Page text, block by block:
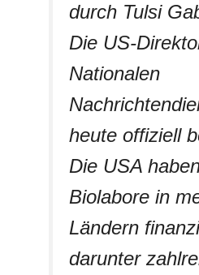
durch Tulsi
Die US-
Nationalen
heute offiziell
Die USA
Biolabore in
Ländern
darunter